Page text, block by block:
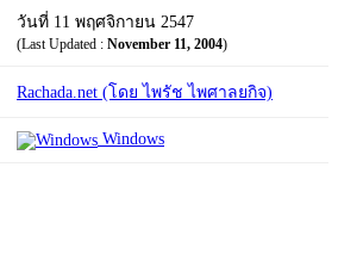
วันที่ 11 พฤศจิกายน 2547
(Last Updated : November 11, 2004)
Rachada.net (โดย ไพรัช ไพศาลยกิจ)
Windows